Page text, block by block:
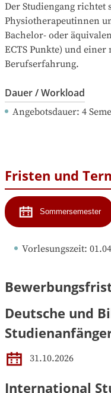
Der Studiengang richtet
Physiotherapeutinnen
Bachelor- oder
ECTS Punkte) und
Berufserfahrung.
Dauer / Workload
Angebotsdauer: 4
Fristen und
Sommersemester
Vorlesungszeit:
Deutsche und
31.10.2026
International